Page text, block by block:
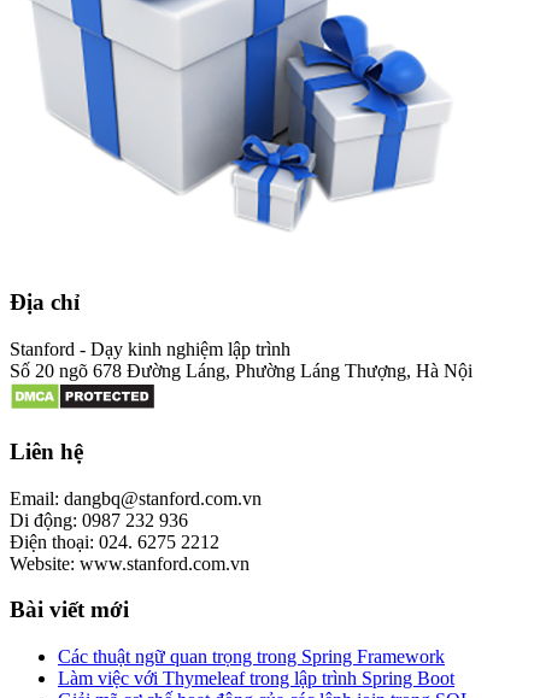
Địa chỉ
Stanford - Dạy kinh nghiệm lập trình
Số 20 ngõ 678 Đường Láng, Phường Láng Thượng, Hà Nội
Liên hệ
Email: dangbq@stanford.com.vn
Di động: 0987 232 936
Điện thoại: 024. 6275 2212
Website: www.stanford.com.vn
Bài viết mới
Các thuật ngữ quan trọng trong Spring Framework
Làm việc với Thymeleaf trong lập trình Spring Boot